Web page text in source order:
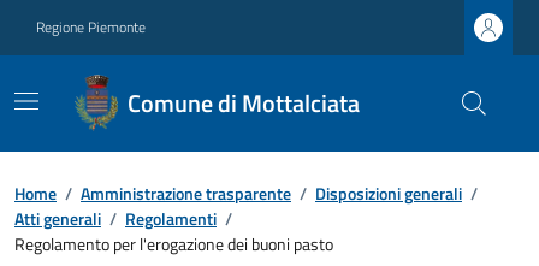
Regione Piemonte
Comune di Mottalciata
Home / Amministrazione trasparente / Disposizioni generali /
Atti generali / Regolamenti /
Regolamento per l'erogazione dei buoni pasto